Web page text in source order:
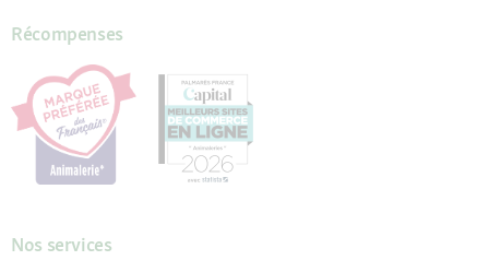
Récompenses
Nos services